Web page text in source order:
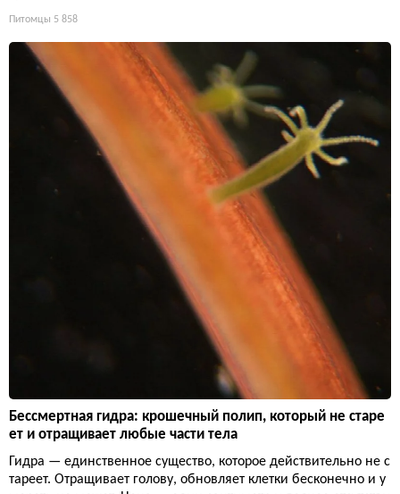
Питомцы 5 858
Бессмертная гидра: крошечный полип, который не старе
ет и отращивает любые части тела
Гидра — единственное существо, которое действительно не с
тареет. Отращивает голову, обновляет клетки бесконечно и у